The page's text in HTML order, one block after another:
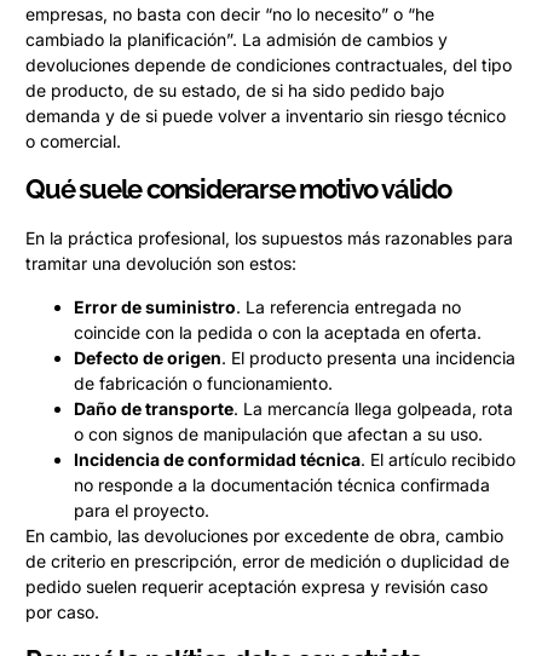
empresas, no basta con decir “no lo necesito” o “he
cambiado la planificación”. La admisión de cambios y
devoluciones depende de condiciones contractuales, del tipo
de producto, de su estado, de si ha sido pedido bajo
demanda y de si puede volver a inventario sin riesgo técnico
o comercial.
Qué suele considerarse motivo válido
En la práctica profesional, los supuestos más razonables para
tramitar una devolución son estos:
Error de suministro. La referencia entregada no
coincide con la pedida o con la aceptada en oferta.
Defecto de origen. El producto presenta una incidencia
de fabricación o funcionamiento.
Daño de transporte. La mercancía llega golpeada, rota
o con signos de manipulación que afectan a su uso.
Incidencia de conformidad técnica. El artículo recibido
no responde a la documentación técnica confirmada
para el proyecto.
En cambio, las devoluciones por excedente de obra, cambio
de criterio en prescripción, error de medición o duplicidad de
pedido suelen requerir aceptación expresa y revisión caso
por caso.